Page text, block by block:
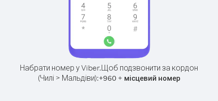
Набрати номер у Viber.Щоб подзвонити за кордон
(Чилі > Мальдіви):+960+ місцевий номер